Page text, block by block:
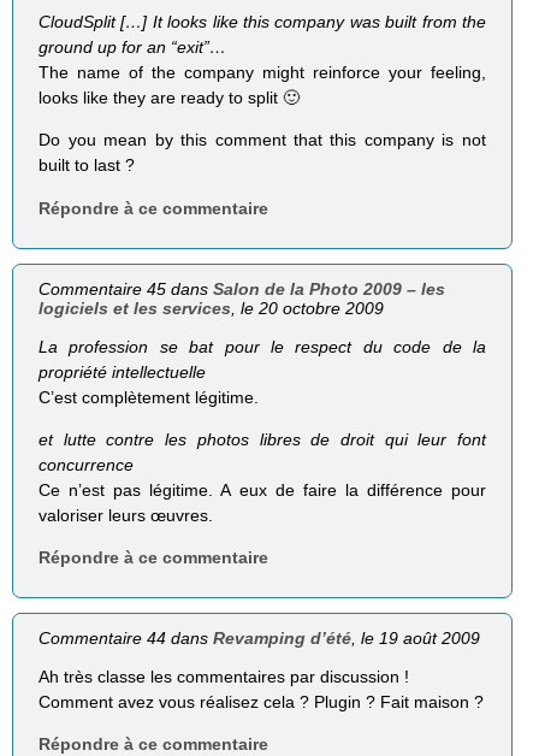
CloudSplit […] It looks like this company was built from the
ground up for an “exit”…
The name of the company might reinforce your feeling,
looks like they are ready to split 🙂
Do you mean by this comment that this company is not
built to last ?
Répondre à ce commentaire
Commentaire 45 dansSalon de la Photo 2009 – les
logiciels et les services , le 20 octobre 2009
La profession se bat pour le respect du code de la
propriété intellectuelle
C’est complètement légitime.
et lutte contre les photos libres de droit qui leur font
concurrence
Ce n’est pas légitime. A eux de faire la différence pour
valoriser leurs œuvres.
Répondre à ce commentaire
Commentaire 44 dansRevamping d’été , le 19 août 2009
Ah très classe les commentaires par discussion !
Comment avez vous réalisez cela ? Plugin ? Fait maison ?
Répondre à ce commentaire